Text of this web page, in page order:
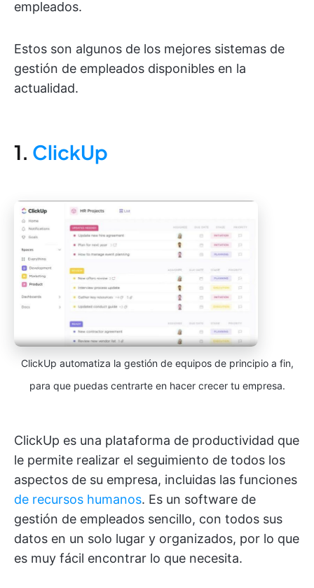
empleados.
Estos son algunos de los mejores sistemas de
gestión de empleados disponibles en la
actualidad.
1. ClickUp
ClickUp automatiza la gestión de equipos de principio a fin,
para que puedas centrarte en hacer crecer tu empresa.
ClickUp es una plataforma de productividad que
le permite realizar el seguimiento de todos los
aspectos de su empresa, incluidas las funciones
de recursos humanos. Es un software de
gestión de empleados sencillo, con todos sus
datos en un solo lugar y organizados, por lo que
es muy fácil encontrar lo que necesita.